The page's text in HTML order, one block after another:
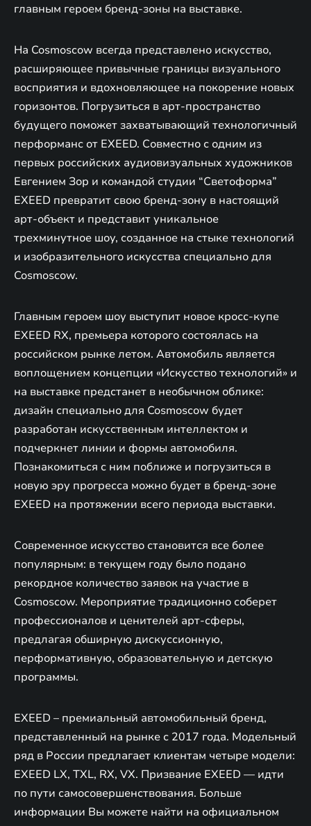
главным героем бренд-зоны на выставке.
На Cosmoscow всегда представлено искусство,
расширяющее привычные границы визуального
восприятия и вдохновляющее на покорение новых
горизонтов. Погрузиться в арт-пространство
будущего поможет захватывающий технологичный
перформанс от EXEED. Совместно с одним из
первых российских аудиовизуальных художников
Евгением Зор и командой студии “Светоформа”
EXEED превратит свою бренд-зону в настоящий
арт-объект и представит уникальное
трехминутное шоу, созданное на стыке технологий
и изобразительного искусства специально для
Cosmoscow.
Главным героем шоу выступит новое кросс-купе
EXEED RX, премьера которого состоялась на
российском рынке летом. Автомобиль является
воплощением концепции «Искусство технологий» и
на выставке предстанет в необычном облике:
дизайн специально для Cosmoscow будет
разработан искусственным интеллектом и
подчеркнет линии и формы автомобиля.
Познакомиться с ним поближе и погрузиться в
новую эру прогресса можно будет в бренд-зоне
EXEED на протяжении всего периода выставки.
Современное искусство становится все более
популярным: в текущем году было подано
рекордное количество заявок на участие в
Cosmoscow. Мероприятие традиционно соберет
профессионалов и ценителей арт-сферы,
предлагая обширную дискуссионную,
перформативную, образовательную и детскую
программы.
EXEED – премиальный автомобильный бренд,
представленный на рынке с 2017 года. Модельный
ряд в России предлагает клиентам четыре модели:
EXEED LX, TXL, RX, VX. Призвание EXEED — идти
по пути самосовершенствования. Больше
информации Вы можете найти на официальном